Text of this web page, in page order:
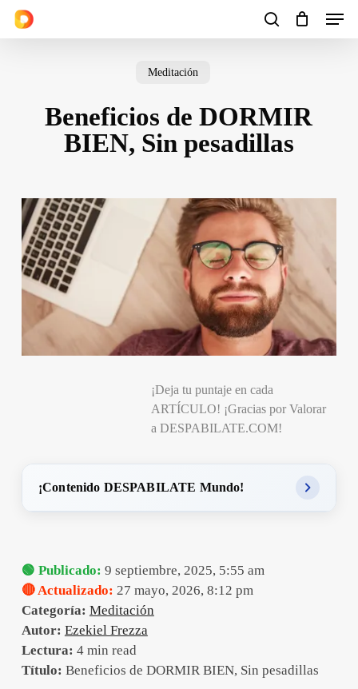
Skip
search
Menu
Cart Close
Meditación
Beneficios de DORMIR
BIEN, Sin pesadillas
¡Deja tu puntaje en cada
ARTÍCULO! ¡Gracias por Valorar
a DESPABILATE.COM!
¡Contenido DESPABILATE Mundo!
🟢 Publicado: 9 septiembre, 2025, 5:55 am
🔴 Actualizado: 27 mayo, 2026, 8:12 pm
Categoría: Meditación
Autor: Ezekiel Frezza
Lectura: 4 min read
Título: Beneficios de DORMIR BIEN, Sin pesadillas